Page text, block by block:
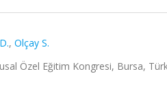
, Olçay S.
Özel Eğitim Kongresi, Bursa,